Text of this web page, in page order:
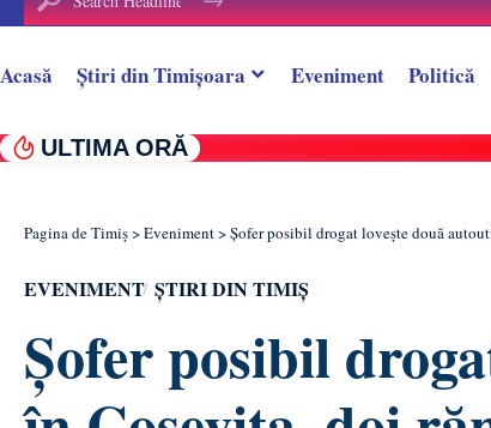
Acasă Știri din Timișoara Eveniment Politică
ULTIMA ORĂ Țeavă de gaz spartă în timpul unor
Pagina de Timiș>Eveniment>Șofer posibil drogat lovește două
EVENIMENT ȘTIRI DIN TIMIȘ
Șofer posibil